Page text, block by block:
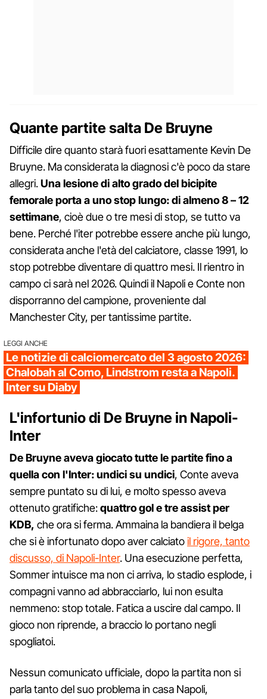
Quante partite salta De Bruyne
Difficile dire quanto starà fuori esattamente Kevin De
Bruyne. Ma considerata la diagnosi c'è poco da stare
allegri.Una lesione di alto grado del bicipite
femorale porta a uno stop lungo: di almeno 8 – 12
settimane, cioè due o tre mesi di stop, se tutto va
bene. Perché l'iter potrebbe essere anche più lungo,
considerata anche l'età del calciatore, classe 1991, lo
stop potrebbe diventare di quattro mesi. Il rientro in
campo ci sarà nel 2026. Quindi il Napoli e Conte non
disporranno del campione, proveniente dal
Manchester City, per tantissime partite.
LEGGI ANCHE
Le notizie di calciomercato del 3 agosto 2026:
Chalobah al Como, Lindstrom resta a Napoli.
Inter su Diaby
L'infortunio di De Bruyne in Napoli-
Inter
De Bruyne aveva giocato tutte le partite fino a
quella con l'Inter: undici su undici, Conte aveva
sempre puntato su di lui, e molto spesso aveva
ottenuto gratifiche:quattro gol e tre assist per
KDB, che ora si ferma. Ammaina la bandiera il belga
che si è infortunato dopo aver calciatoil rigore, tanto
discusso, di Napoli-Inter. Una esecuzione perfetta,
Sommer intuisce ma non ci arriva, lo stadio esplode, i
compagni vanno ad abbracciarlo, lui non esulta
nemmeno: stop totale. Fatica a uscire dal campo. Il
gioco non riprende, a braccio lo portano negli
spogliatoi.
Nessun comunicato ufficiale, dopo la partita non si
parla tanto del suo problema in casa Napoli,